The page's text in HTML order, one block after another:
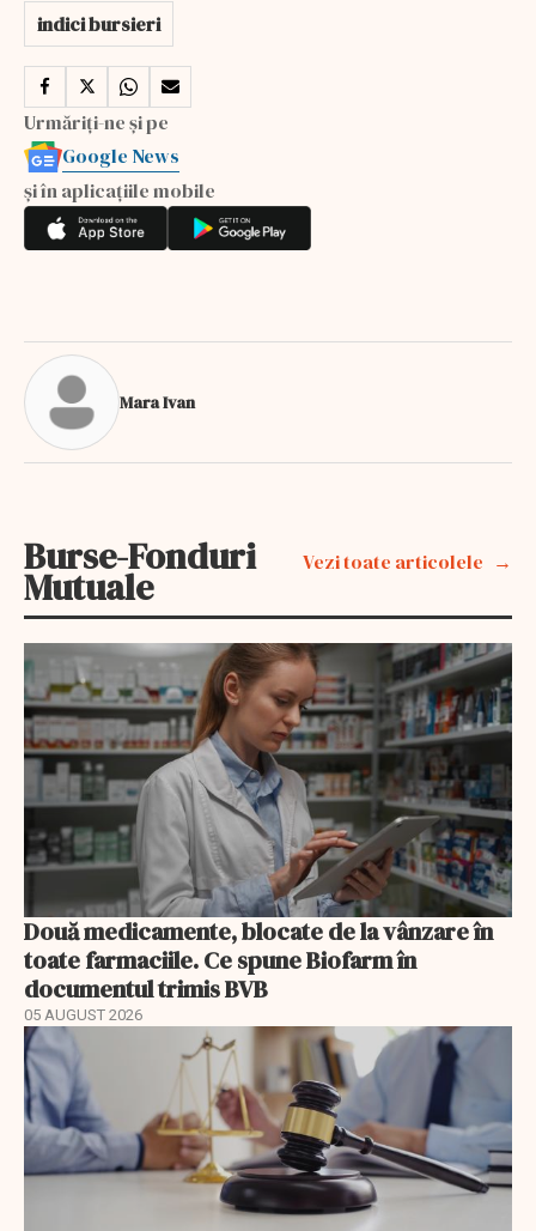
indici bursieri
Urmăriți-ne și pe
Google News
și în aplicațiile mobile
Mara Ivan
Burse-Fonduri
Mutuale
Vezi toate articolele
Două medicamente, blocate de la vânzare în
toate farmaciile. Ce spune Biofarm în
documentul trimis BVB
05 AUGUST 2026